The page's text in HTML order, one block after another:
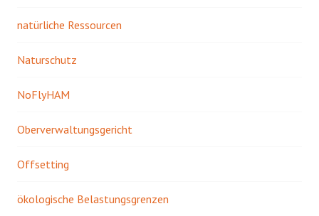
natürliche Ressourcen
Naturschutz
NoFlyHAM
Oberverwaltungsgericht
Offsetting
ökologische Belastungsgrenzen